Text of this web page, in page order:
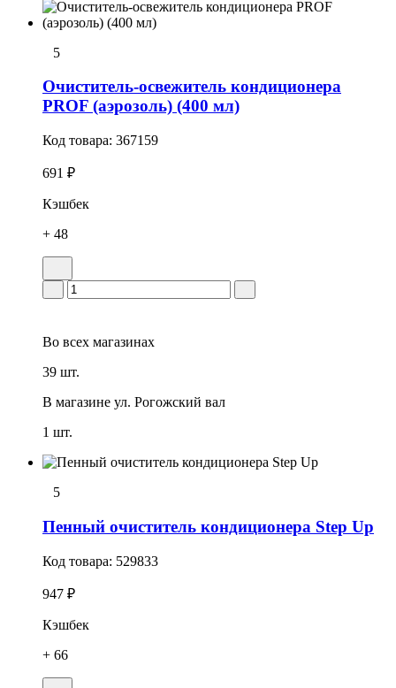
5
Очиститель-освежитель кондиционера
PROF (аэрозоль) (400 мл)
Код товара: 367159
691 ₽
Кэшбек
+ 48
Во всех магазинах
39 шт.
В магазине ул. Рогожский вал
1 шт.
5
Пенный очиститель кондиционера Step Up
Код товара: 529833
947 ₽
Кэшбек
+ 66